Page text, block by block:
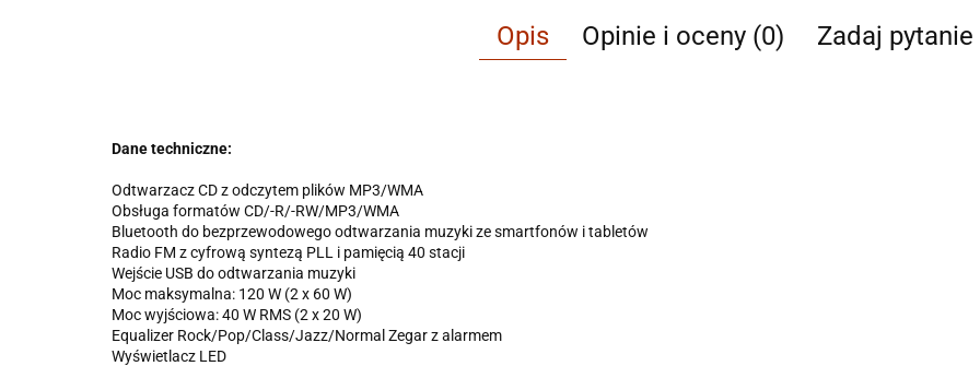
Opis Opinie i oceny (0) Zadaj pytanie
Dane techniczne:
Odtwarzacz CD z odczytem plików MP3/WMA
Obsługa formatów CD/-R/-RW/MP3/WMA
Bluetooth do bezprzewodowego odtwarzania muzyki ze smartfonów i tabletów
Radio FM z cyfrową syntezą PLL i pamięcią 40 stacji
Wejście USB do odtwarzania muzyki
Moc maksymalna: 120 W (2 x 60 W)
Moc wyjściowa: 40 W RMS (2 x 20 W)
Equalizer Rock/Pop/Class/Jazz/Normal Zegar z alarmem
Wyświetlacz LED